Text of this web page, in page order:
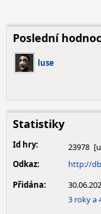
Poslední
luse
Statistiky
Id hry:
23978
Odkaz:
http://
Přidána:
3 roky a